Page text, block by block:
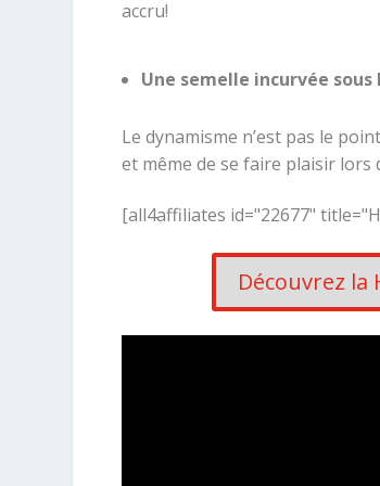
accru!
Une semelle incurvée
Le dynamisme n’est pas le
et même de se faire plaisir lors
[all4affiliates id="22677"
Découvrez la